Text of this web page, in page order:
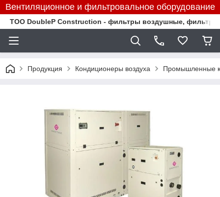
Вентиляционное и фильтровальное оборудование
TOO DoubleP Construction - фильтры воздушные,
Продукция Кондиционеры воздуха Промышленные